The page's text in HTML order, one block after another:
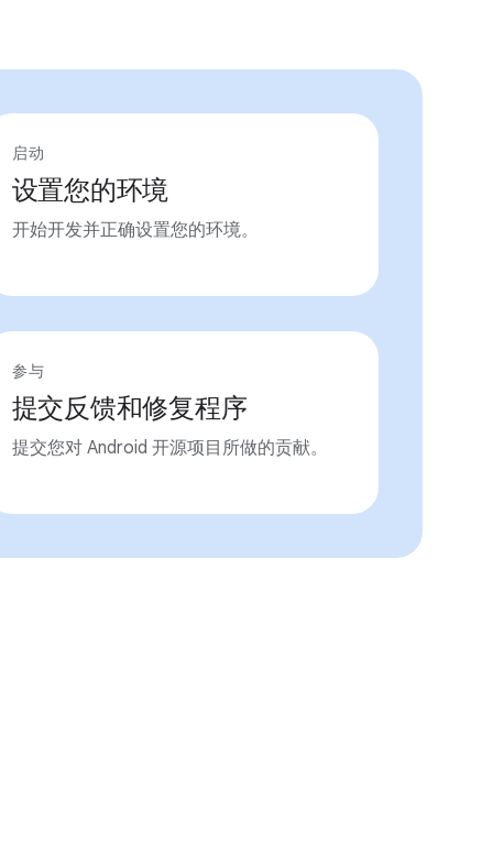
启动
设置您的环境
开始开发并正确设置您的环境。
参与
提交反馈和修复程序
提交您对 Android 开源项目所做的贡献。